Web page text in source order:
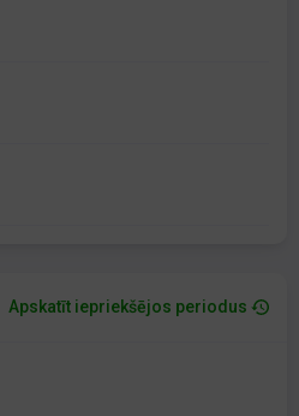
Apskatīt iepriekšējos periodus